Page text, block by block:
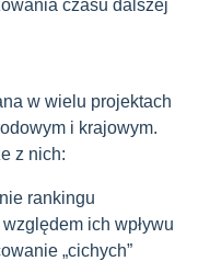
czasu dalszej
w wielu projektach
i krajowym.
z nich:
rankingu
ich wpływu
„cichych”